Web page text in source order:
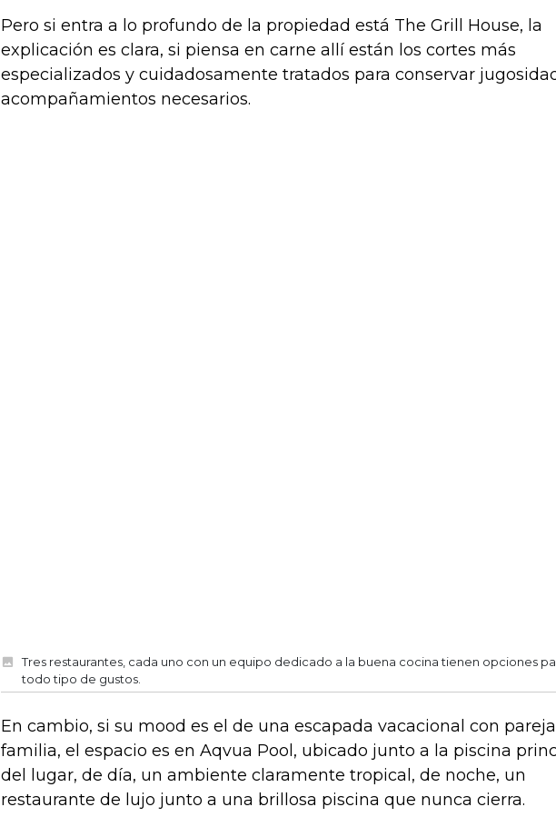
Pero si entra a lo profundo de la propiedad está The Grill House, la
explicación es clara, si piensa en carne allí están los cortes más
especializados y cuidadosamente tratados para conservar
acompañamientos necesarios.
Tres restaurantes, cada uno con un equipo dedicado a la buena cocina tienen opciones
todo tipo de gustos.
En cambio, si su mood es el de una escapada vacacional con
familia, el espacio es en Aqvua Pool, ubicado junto a la piscina
del lugar, de día, un ambiente claramente tropical, de noche, un
restaurante de lujo junto a una brillosa piscina que nunca cierra.